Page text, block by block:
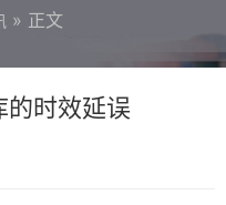
» 正文
的时效延误